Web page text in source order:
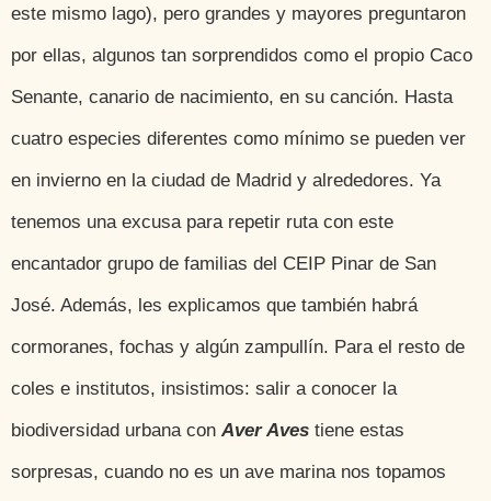
este mismo lago), pero grandes y mayores preguntaron
por ellas, algunos tan sorprendidos como el propio Caco
Senante, canario de nacimiento, en su canción. Hasta
cuatro especies diferentes como mínimo se pueden ver
en invierno en la ciudad de Madrid y alrededores. Ya
tenemos una excusa para repetir ruta con este
encantador grupo de familias del CEIP Pinar de San
José. Además, les explicamos que también habrá
cormoranes, fochas y algún zampullín. Para el resto de
coles e institutos, insistimos: salir a conocer la
biodiversidad urbana con Aver Aves tiene estas
sorpresas, cuando no es un ave marina nos topamos